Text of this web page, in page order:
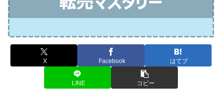
X Facebook はてブ
LINE コピー